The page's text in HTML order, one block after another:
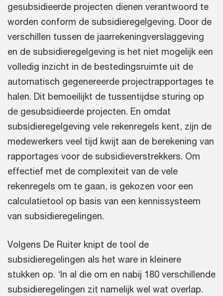
gesubsidieerde projecten dienen verantwoord te
worden conform de subsidieregelgeving. Door de
verschillen tussen de jaarrekeningverslaggeving
en de subsidieregelgeving is het niet mogelijk een
volledig inzicht in de bestedingsruimte uit de
automatisch gegenereerde projectrapportages te
halen. Dit bemoeilijkt de tussentijdse sturing op
de gesubsidieerde projecten. En omdat
subsidieregelgeving vele rekenregels kent, zijn de
medewerkers veel tijd kwijt aan de berekening van
rapportages voor de subsidieverstrekkers. Om
effectief met de complexiteit van de vele
rekenregels om te gaan, is gekozen voor een
calculatietool op basis van een kennissysteem
van subsidieregelingen.
Volgens De Ruiter knipt de tool de
subsidieregelingen als het ware in kleinere
stukken op. ‘In al die om en nabij 180 verschillende
subsidieregelingen zit namelijk wel wat overlap.